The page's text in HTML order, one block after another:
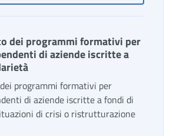
dei programmi formativi per
di aziende iscritte a
programmi formativi per
di aziende iscritte a fondi di
di crisi o ristrutturazione